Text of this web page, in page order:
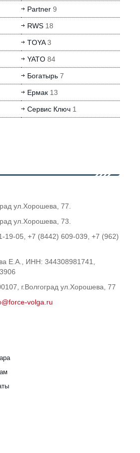
Partner9
RWS18
TOYA3
YATO84
Богатырь7
Ермак13
Сервис Ключ1
ул.Хорошева, 77.
ул.Хорошева, 73.
05, +7 (8442) 609-039, +7 (962)
Е.А., ИНН: 344308981741,
г.Волгоград ул.Хорошева, 77
volga.ru